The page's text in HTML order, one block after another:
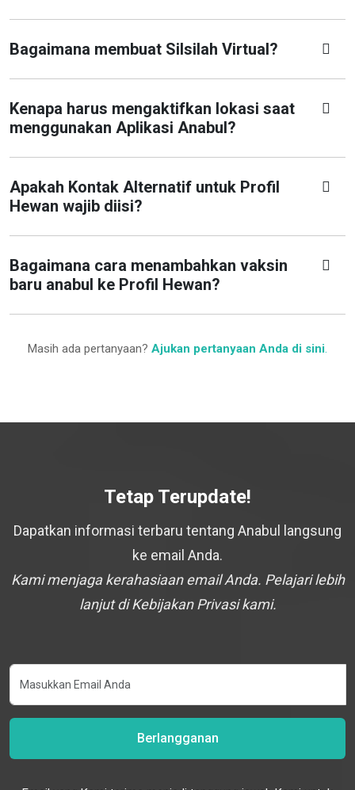
Bagaimana membuat Silsilah Virtual?
Kenapa harus mengaktifkan lokasi saat
menggunakan Aplikasi Anabul?
Apakah Kontak Alternatif untuk Profil
Hewan wajib diisi?
Bagaimana cara menambahkan vaksin
baru anabul ke Profil Hewan?
Masih ada pertanyaan? Ajukan pertanyaan Anda di sini.
Tetap Terupdate!
Dapatkan informasi terbaru tentang Anabul langsung
ke email Anda.
Kami menjaga kerahasiaan email Anda. Pelajari lebih
lanjut di Kebijakan Privasi kami.
Berlangganan